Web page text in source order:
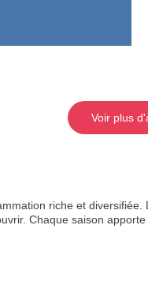
Voir plus
riche et
Chaque saison